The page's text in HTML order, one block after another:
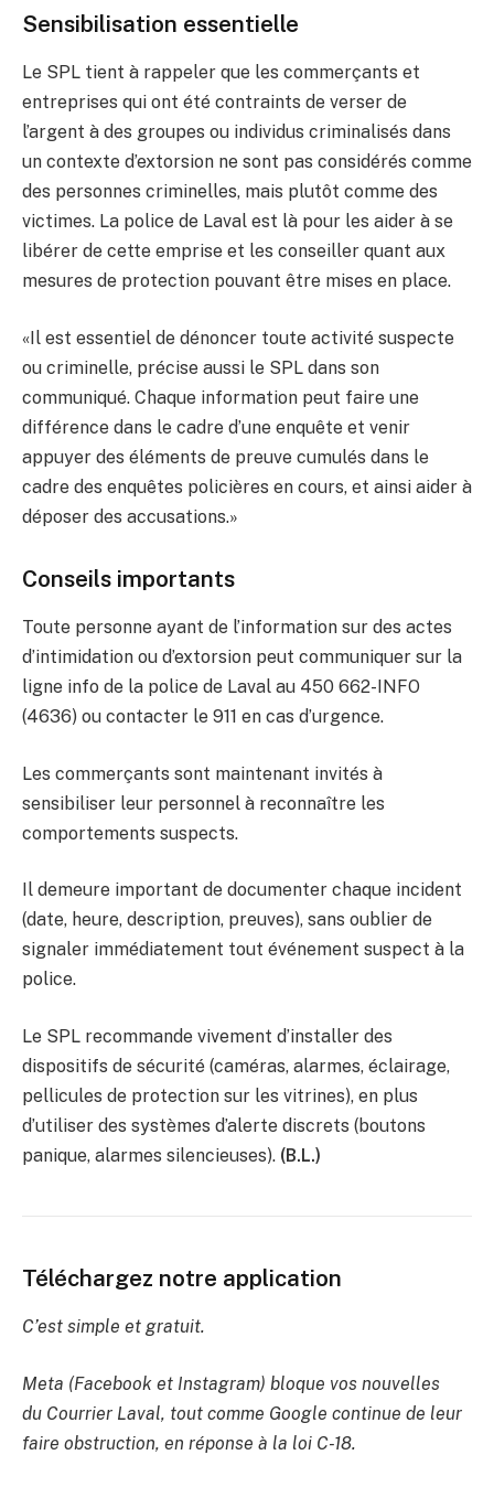
Sensibilisation essentielle
Le SPL tient à rappeler que les commerçants et
entreprises qui ont été contraints de verser de
l’argent à des groupes ou individus criminalisés dans
un contexte d’extorsion ne sont pas considérés comme
des personnes criminelles, mais plutôt comme des
victimes. La police de Laval est là pour les aider à se
libérer de cette emprise et les conseiller quant aux
mesures de protection pouvant être mises en place.
«Il est essentiel de dénoncer toute activité suspecte
ou criminelle, précise aussi le SPL dans son
communiqué. Chaque information peut faire une
différence dans le cadre d’une enquête et venir
appuyer des éléments de preuve cumulés dans le
cadre des enquêtes policières en cours, et ainsi aider à
déposer des accusations.»
Conseils importants
Toute personne ayant de l’information sur des actes
d’intimidation ou d’extorsion peut communiquer sur la
ligne info de la police de Laval au 450 662-INFO
(4636) ou contacter le 911 en cas d’urgence.
Les commerçants sont maintenant invités à
sensibiliser leur personnel à reconnaître les
comportements suspects.
Il demeure important de documenter chaque incident
(date, heure, description, preuves), sans oublier de
signaler immédiatement tout événement suspect à la
police.
Le SPL recommande vivement d’installer des
dispositifs de sécurité (caméras, alarmes, éclairage,
pellicules de protection sur les vitrines), en plus
d’utiliser des systèmes d’alerte discrets (boutons
panique, alarmes silencieuses). (B.L.)
Téléchargez notre application
C’est simple et gratuit.
Meta (Facebook et Instagram) bloque vos nouvelles
du Courrier Laval, tout comme Google continue de leur
faire obstruction, en réponse à la loi C-18.